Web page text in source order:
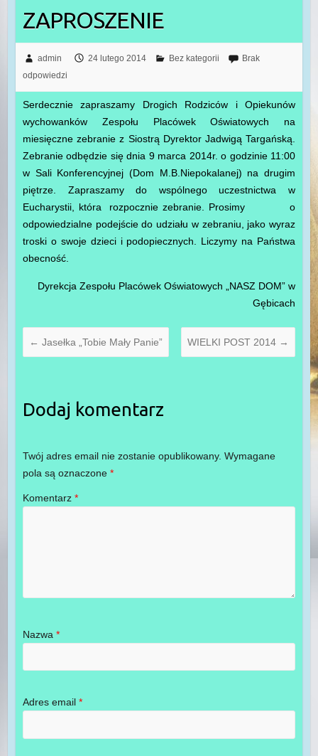
ZAPROSZENIE
admin 24 lutego 2014 Bez kategorii
Brak
odpowiedzi
Serdecznie zapraszamy Drogich Rodziców i Opiekunów
wychowanków Zespołu Placówek Oświatowych na
miesięczne zebranie z Siostrą Dyrektor Jadwigą Targańską.
Zebranie odbędzie się dnia 9 marca 2014r. o godzinie 11:00
w Sali Konferencyjnej (Dom M.B.Niepokalanej) na drugim
piętrze. Zapraszamy do wspólnego uczestnictwa w
Eucharystii, która rozpocznie zebranie. Prosimy o
odpowiedzialne podejście do udziału w zebraniu, jako wyraz
troski o swoje dzieci i podopiecznych. Liczymy na Państwa
obecność.
Dyrekcja Zespołu Placówek Oświatowych „NASZ DOM” w
Gębicach
← Jasełka „Tobie Mały Panie” WIELKI POST 2014 →
Dodaj komentarz
Twój adres email nie zostanie opublikowany. Wymagane
pola są oznaczone *
Komentarz *
Nazwa *
Adres email *